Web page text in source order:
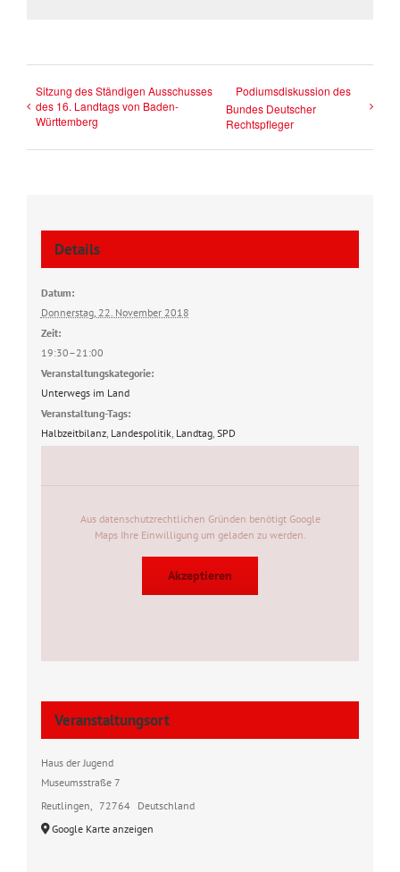
Sitzung des Ständigen Ausschusses
des 16. Landtags von Baden-
Württemberg
Podiumsdiskussion des
Bundes Deutscher
Rechtspfleger
Details
Datum:
Donnerstag, 22. November 2018
Zeit:
19:30–21:00
Veranstaltungskategorie:
Unterwegs im Land
Veranstaltung-Tags:
Halbzeitbilanz, Landespolitik Landtag, SPD
Veranstaltungsort
Haus der Jugend
Museumsstraße 7
Reutlingen
72764 Deutschland
Google Karte anzeigen
Aus datenschutzrechtlichen Gründen benötigt Google
Maps Ihre Einwilligung um geladen zu werden.
Akzeptieren